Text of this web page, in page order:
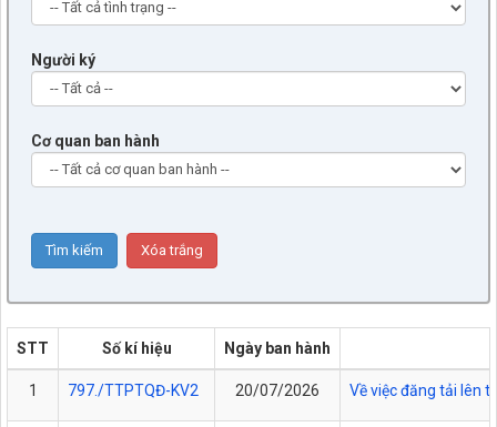
Người ký
Cơ quan ban hành
STT Số kí hiệu Ngày ban hành
1 797./TTPTQĐ-KV2 20/07/2026 Về việc đăng tải lên